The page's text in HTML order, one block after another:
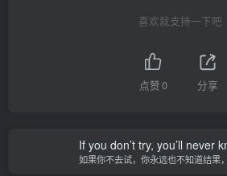
喜欢就支持一下吧
点赞0 分享
If you don’t try, you’ll never
如果你不去试，你永远也不知道结果